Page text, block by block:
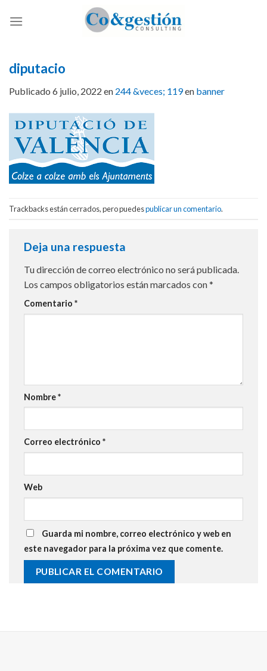
diputacio
Publicado 6 julio, 2022 en 244 &veces; 119en banner
Trackbacks están cerrados, pero puedespublicar un comentario.
Deja una respuesta
Tu dirección de correo electrónico no será publicada.
Los campos obligatorios están marcados con*
Comentario *
Nombre*
Correo electrónico *
Web
Guarda mi nombre, correo electrónico y web en
este navegador para la próxima vez que comente.